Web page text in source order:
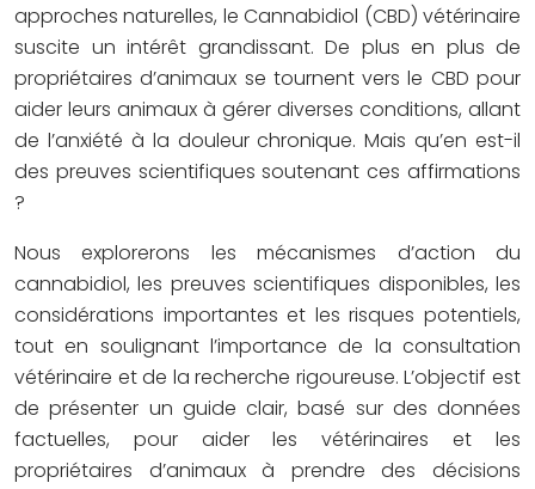
approches naturelles, le Cannabidiol (CBD) vétérinaire
suscite un intérêt grandissant. De plus en plus de
propriétaires d’animaux se tournent vers le CBD pour
aider leurs animaux à gérer diverses conditions, allant
de l’anxiété à la douleur chronique. Mais qu’en est-il
des preuves scientifiques soutenant ces affirmations
?
Nous explorerons les mécanismes d’action du
cannabidiol, les preuves scientifiques disponibles, les
considérations importantes et les risques potentiels,
tout en soulignant l’importance de la consultation
vétérinaire et de la recherche rigoureuse. L’objectif est
de présenter un guide clair, basé sur des données
factuelles, pour aider les vétérinaires et les
propriétaires d’animaux à prendre des décisions